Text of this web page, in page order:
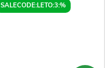
SALECODE:LETO:3:%